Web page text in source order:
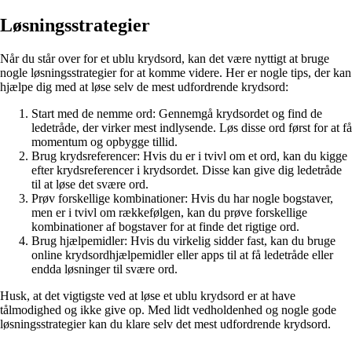
Løsningsstrategier
Når du står over for et ublu krydsord, kan det være nyttigt at bruge
nogle løsningsstrategier for at komme videre. Her er nogle tips, der kan
hjælpe dig med at løse selv de mest udfordrende krydsord:
Start med de nemme ord: Gennemgå krydsordet og find de
ledetråde, der virker mest indlysende. Løs disse ord først for at få
momentum og opbygge tillid.
Brug krydsreferencer: Hvis du er i tvivl om et ord, kan du kigge
efter krydsreferencer i krydsordet. Disse kan give dig ledetråde
til at løse det svære ord.
Prøv forskellige kombinationer: Hvis du har nogle bogstaver,
men er i tvivl om rækkefølgen, kan du prøve forskellige
kombinationer af bogstaver for at finde det rigtige ord.
Brug hjælpemidler: Hvis du virkelig sidder fast, kan du bruge
online krydsordhjælpemidler eller apps til at få ledetråde eller
endda løsninger til svære ord.
Husk, at det vigtigste ved at løse et ublu krydsord er at have
tålmodighed og ikke give op. Med lidt vedholdenhed og nogle gode
løsningsstrategier kan du klare selv det mest udfordrende krydsord.